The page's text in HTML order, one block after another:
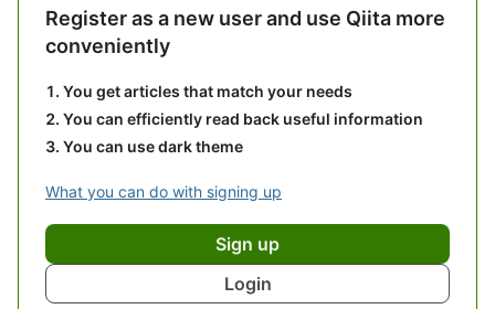
Register as a new user and use Qiita more
conveniently
You get articles that match your needs
You can efficiently read back useful information
You can use dark theme
What you can do with signing up
Sign up
Login